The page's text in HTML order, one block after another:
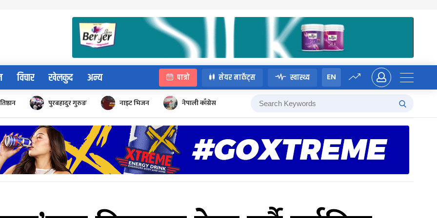
विचार खेलकुद अन्य पात्रो सेयर मार्केट्स स्वास्थ्य EN
पुरबहादुर गुरुङ नाइट भिजन नेपाली काँग्रेस